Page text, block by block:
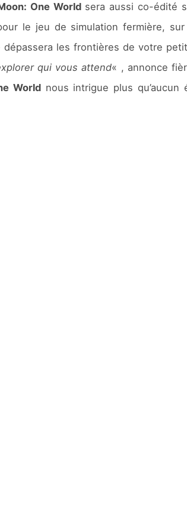
One Worldsera aussi co-édité
le jeu de simulation fermière,
dépassera les frontières de votre
qui vous attend« , annonce
Worldnous intrigue plus qu’aucun